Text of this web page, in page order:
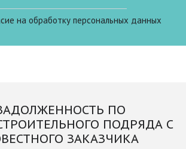
на обработку персональных данных
ПО
ПОДРЯДА С
ЗАКАЗЧИКА